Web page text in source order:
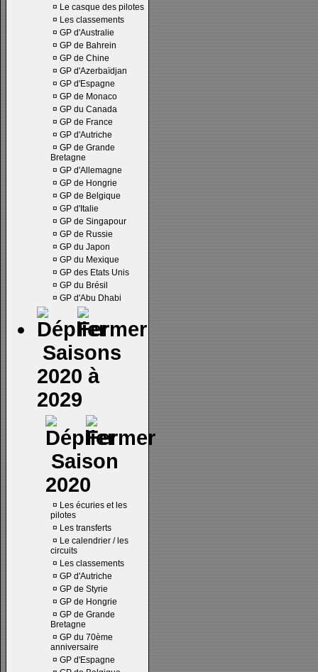
¤ Le casque des pilotes
¤ Les classements
¤ GP d'Australie
¤ GP de Bahrein
¤ GP de Chine
¤ GP d'Azerbaïdjan
¤ GP d'Espagne
¤ GP de Monaco
¤ GP du Canada
¤ GP de France
¤ GP d'Autriche
¤ GP de Grande
Bretagne
¤ GP d'Allemagne
¤ GP de Hongrie
¤ GP de Belgique
¤ GP d'Italie
¤ GP de Singapour
¤ GP de Russie
¤ GP du Japon
¤ GP du Mexique
¤ GP des Etats Unis
¤ GP du Brésil
¤ GP d'Abu Dhabi
Saisons
2020 à
2029
Saison
2020
¤ Les écuries et les
pilotes
¤ Les transferts
¤ Le calendrier / les
circuits
¤ Les classements
¤ GP d'Autriche
¤ GP de Styrie
¤ GP de Hongrie
¤ GP de Grande
Bretagne
¤ GP du 70ème
anniversaire
¤ GP d'Espagne